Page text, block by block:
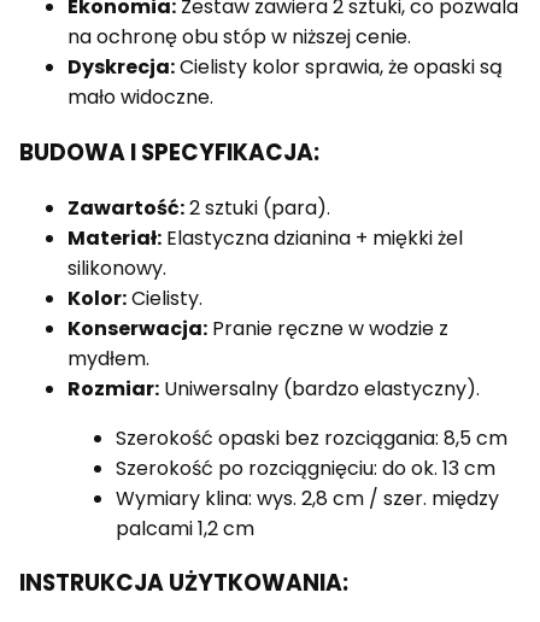
Ekonomia: Zestaw zawiera 2 sztuki, co pozwala
na ochronę obu stóp w niższej cenie.
Dyskrecja:Cielisty kolor sprawia, że opaski są
mało widoczne.
BUDOWA I SPECYFIKACJA:
Zawartość:2 sztuki (para).
Materiał: Elastyczna dzianina + miękki żel
silikonowy.
Kolor:Cielisty.
Konserwacja: Pranie ręczne w wodzie z
mydłem.
Rozmiar: Uniwersalny (bardzo elastyczny).
Szerokość opaski bez rozciągania: 8,5 cm
Szerokość po rozciągnięciu: do ok. 13 cm
Wymiary klina: wys. 2,8 cm / szer. między
palcami 1,2 cm
INSTRUKCJA UŻYTKOWANIA: